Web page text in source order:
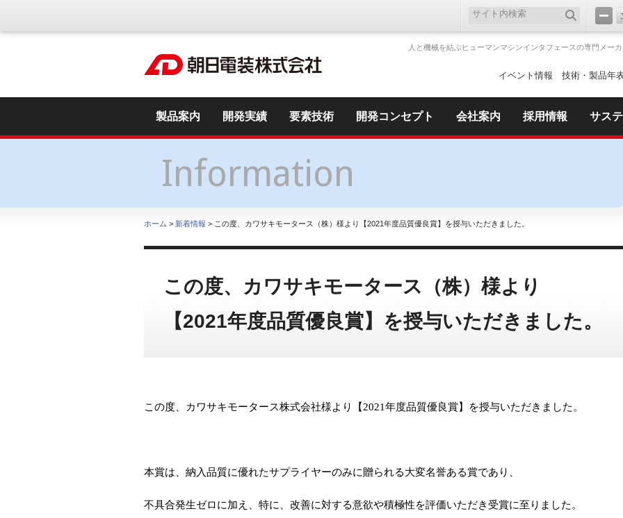
人と機械を結ぶヒューマンマシンインタフェースの専門メー
イベント情報 技術・製品年
製品案内 開発実績 要素技術 開発コンセプト 会社案内 採用情報 サス
Information
ホーム > 新着情報 > この度、カワサキモータース（株）様より【2021年度品質優良賞】を授与いただきました。
この度、カワサキモータース（株）様より
【2021年度品質優良賞】を授与いただきました。
この度、カワサキモータース株式会社様より【 2021年度品質優良賞】を授与いただきました。
本賞は、納入品質に優れたサプライヤーのみに贈られる大変名誉ある賞であり、
不具合発生ゼロに加え、特に、改善に対する意欲や積極性を評価いただき受賞に至りました。